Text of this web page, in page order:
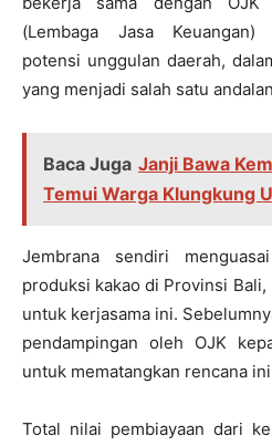
(Lembaga Jasa Keuangan)
potensi unggulan daerah,
yang menjadi salah satu
Baca Juga Janji Bawa
Temui Warga Klungkung
Jembrana sendiri
produksi kakao di Provinsi
untuk kerjasama ini.
pendampingan oleh OJK
untuk mematangkan rencana
Total nilai pembiayaan dari